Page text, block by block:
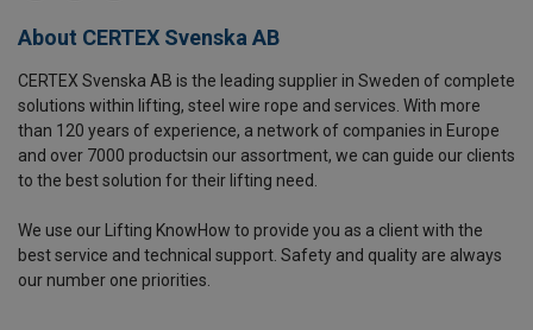
About CERTEX Svenska AB
CERTEX Svenska AB is the leading supplier in Sweden of complete
solutions within lifting, steel wire rope and services. With more
than 120 years of experience, a network of companies in Europe
and over 7000 productsin our assortment, we can guide our clients
to the best solution for their lifting need.
We use our Lifting KnowHow to provide you as a client with the
best service and technical support. Safety and quality are always
our number one priorities.